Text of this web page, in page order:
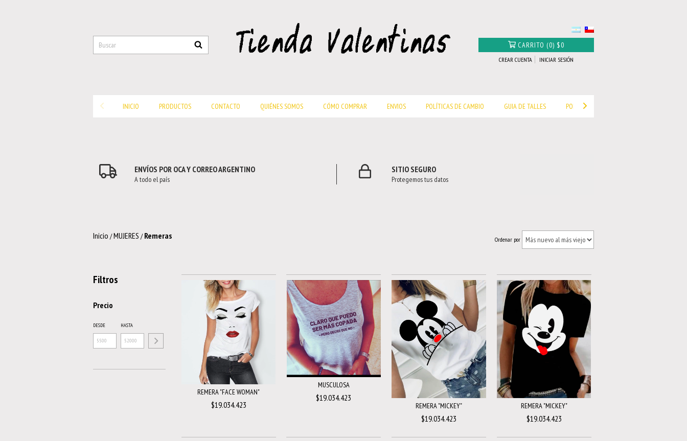
CARRITO (0) $0
CREAR CUENTA INICIAR SESIÓN
INICIO PRODUCTOS CONTACTO QUIÉNES SOMOS CÓMO COMPRAR ENVIOS POLÍTICAS DE CAMBIO GUIA DE TALLES POLÍTICA DE CAMBIOS Y DEVOLUCIONES.
ENVÍOS POR OCA Y CORREO ARGENTINO
A todo el país
SITIO SEGURO
Protegemos tus datos
Inicio /MUJERES / Remeras Ordenar por
Filtros
Precio
DESDE HASTA
REMERA "FACE WOMAN"
$19.034.423
MUSCULOSA
$19.034.423
REMERA "MICKEY"
$19.034.423
REMERA "MICKEY"
$19.034.423